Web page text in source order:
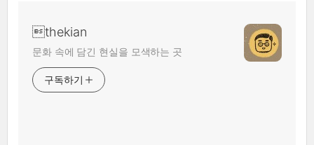
thekian
문화 속에 담긴 현실을 모색하는 곳
구독하기